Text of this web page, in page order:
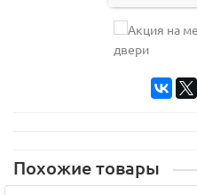
Похожие товары